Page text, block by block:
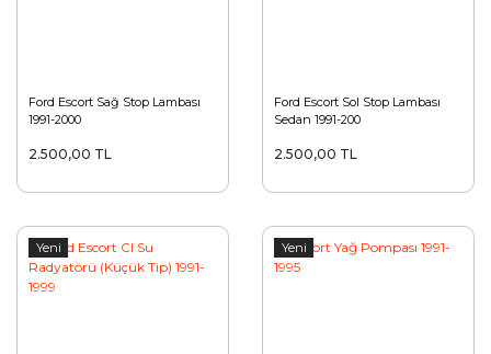
Ford Escort Sağ Stop Lambası
1991-2000
2.500,00 TL
Ford Escort Sol Stop Lambası
Sedan 1991-200
2.500,00 TL
Yeni Yeni